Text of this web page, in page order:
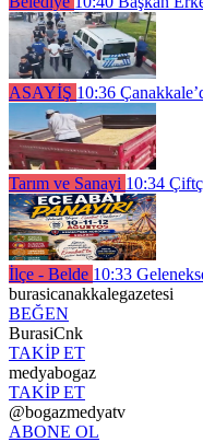
ASAYİŞ 10:36
Tarım ve Sanayi 10:34
İlçe - Belde 10:33
burasicanakkalegazetesi
BEĞEN
BurasiCnk
TAKİP ET
medyabogaz
TAKİP ET
@bogazmedyatv
ABONE OL